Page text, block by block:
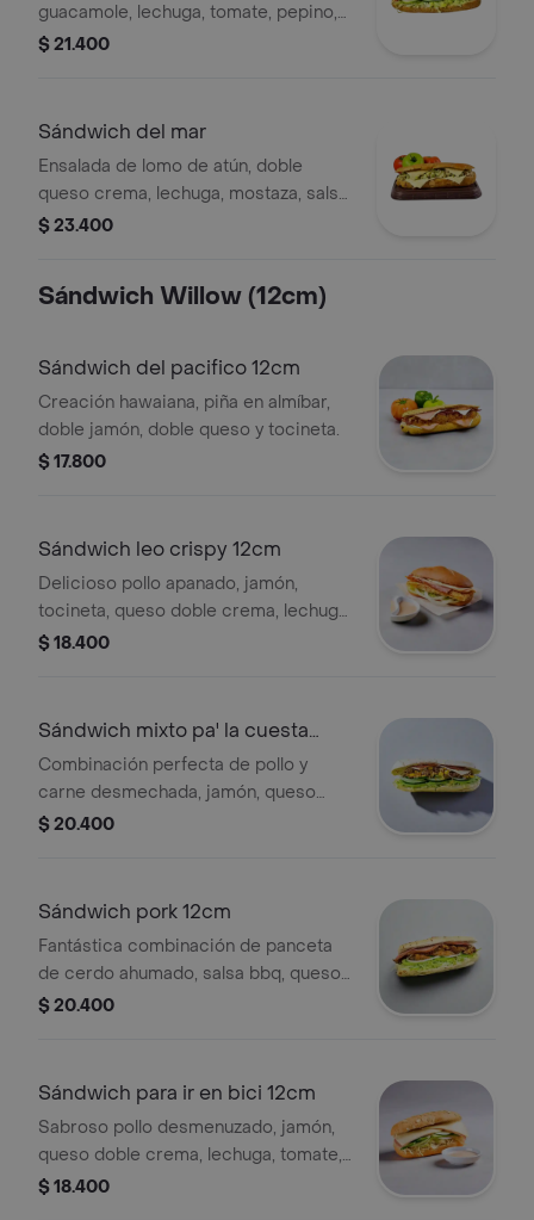
guacamole, lechuga, tomate, pepino,
miel mostaza, tártara.
$ 21.400
Sándwich del mar
Ensalada de lomo de atún, doble
queso crema, lechuga, mostaza, salsa
ajo.
$ 23.400
Sándwich Willow (12cm)
Sándwich del pacifico 12cm
Creación hawaiana, piña en almíbar,
doble jamón, doble queso y tocineta.
$ 17.800
Sándwich leo crispy 12cm
Delicioso pollo apanado, jamón,
tocineta, queso doble crema, lechuga,
tomate, cebolla, miel mostaza y
$ 18.400
Sándwich mixto pa' la cuesta
12cm
Combinación perfecta de pollo y
carne desmechada, jamón, queso
doble crema, maíz tierno, lechuga,
$ 20.400
Sándwich pork 12cm
Fantástica combinación de panceta
de cerdo ahumado, salsa bbq, queso
parmesano, jamón, cebolla, lechuga y
$ 20.400
Sándwich para ir en bici 12cm
Sabroso pollo desmenuzado, jamón,
queso doble crema, lechuga, tomate,
cebolla, pimentón, pepino, mostaza,
$ 18.400